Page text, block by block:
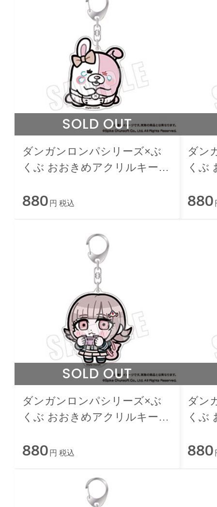
SOLD OUT
ダンガンロンパシリーズ×ぶ
くぶ おおきめアクリルキーホ
880 円 税込
ダン
くぶ
880
SOLD OUT
ダンガンロンパシリーズ×ぶ
くぶ おおきめアクリルキーホ
880 円 税込
ダン
くぶ
880